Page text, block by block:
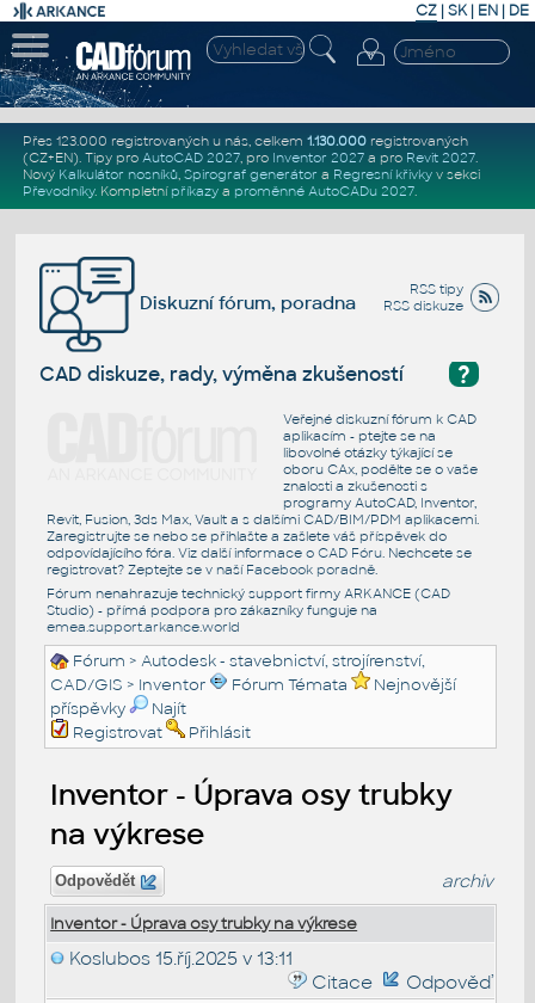
CZ | SK| EN | DE
Přes 123.000 registrovaných u nás, celkem 1.130.000registrovaných
(CZ+EN). Tipy pro AutoCAD 2027, pro Inventor 2027a pro Revit 2027.
Nový Kalkulátor nosníků, Spirograf generátor a Regresní křivkyv sekci
Převodníky. Kompletní příkazya proměnné AutoCADu 2027.
RSS tipy
RSS diskuze
Diskuzní fórum, poradna
?
CAD diskuze, rady, výměna zkušeností
Veřejné diskuzní fórum k CAD
aplikacím - ptejte se na
libovolné otázky týkající se
oboru CAx, podělte se o vaše
znalosti a zkušenosti s
programy AutoCAD, Inventor,
Revit, Fusion, 3ds Max, Vault a s dalšími CAD/BIM/PDM aplikacemi.
Zaregistrujte se nebo se přihlašte a zašlete váš příspěvek do
odpovídajícího fóra. Viz další informace o CAD Fóru. Nechcete se
registrovat? Zeptejte se v naší Facebook poradně.
Fórum nenahrazuje technický support firmy ARKANCE (CAD
Studio) - přímá podpora pro zákazníky funguje na
emea.support.arkance.world
Fórum >Autodesk - stavebnictví, strojírenství,
CAD/GIS > Inventor Fórum Témata
Nejnovější
příspěvky
Najít
Registrovat
Přihlásit
Inventor - Úprava osy trubky
na výkrese
Odpovědět archiv
Inventor - Úprava osy trubky na výkrese
Koslubos 15.říj.2025 v 13:11
Citace
Odpověď